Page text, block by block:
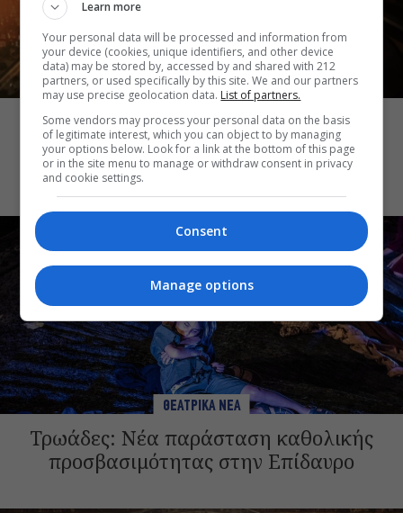
ΘΕΑΤΡΙΚΑ ΝΕΑ
Μια Ιλιάδα: Σύγχρονη σκηνική εκδοχή
του ομηρικού έπους με την Πέγκυ
Τρικαλιώτη σε όλους τους ρόλους
ΘΕΑΤΡΙΚΑ ΝΕΑ
Τρωάδες: Νέα παράσταση καθολικής
προσβασιμότητας στην Επίδαυρο
Learn more
Your personal data will be processed and information from
your device (cookies, unique identifiers, and other device
data) may be stored by, accessed by and shared with 212
partners, or used specifically by this site. We and our partners
may use precise geolocation data. List of partners.
Some vendors may process your personal data on the basis
of legitimate interest, which you can object to by managing
your options below. Look for a link at the bottom of this page
or in the site menu to manage or withdraw consent in privacy
and cookie settings.
Consent
Manage options